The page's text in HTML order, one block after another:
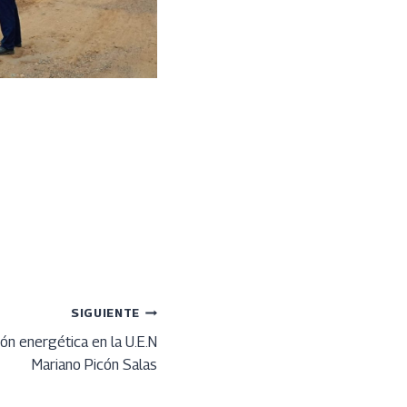
SIGUIENTE
energética en la U.E.N
Mariano Picón Salas